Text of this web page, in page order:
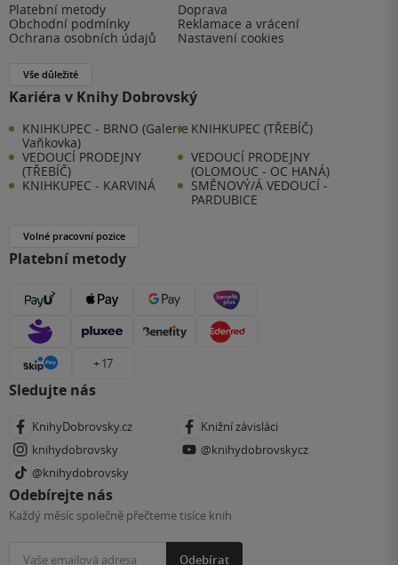
Platební metody
Doprava
Obchodní podmínky
Reklamace a vrácení
Ochrana osobních údajů
Nastavení cookies
Vše důležité
Kariéra v Knihy Dobrovský
KNIHKUPEC - BRNO (Galerie
Vaňkovka)
KNIHKUPEC (TŘEBÍČ)
VEDOUCÍ PRODEJNY
(TŘEBÍČ)
VEDOUCÍ PRODEJNY
(OLOMOUC - OC HANÁ)
KNIHKUPEC - KARVINÁ
SMĚNOVÝ/Á VEDOUCÍ -
PARDUBICE
Volné pracovní pozice
Platební metody
+ 17
Sledujte nás
KnihyDobrovsky.cz
Knižní závisláci
knihydobrovsky
@knihydobrovskycz
@knihydobrovsky
Odebírejte nás
Každý měsíc společně přečteme tisíce knih
Odebírat